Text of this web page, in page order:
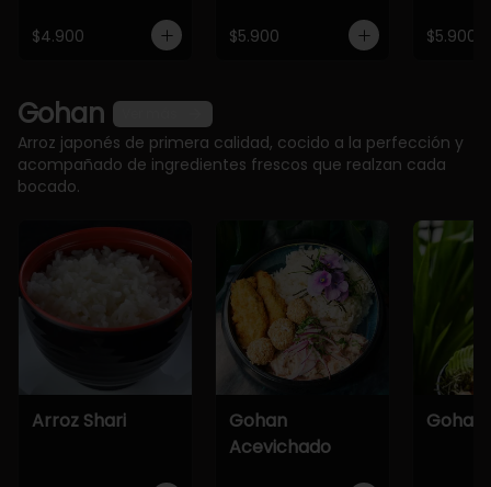
$4.900 $5.900 $5.900
Gohan
Arroz japonés de primera calidad, cocido a la perfección y
acompañado de ingredientes frescos que realzan cada
bocado.
Arroz Shari
Gohan
Acevichado
Gohan